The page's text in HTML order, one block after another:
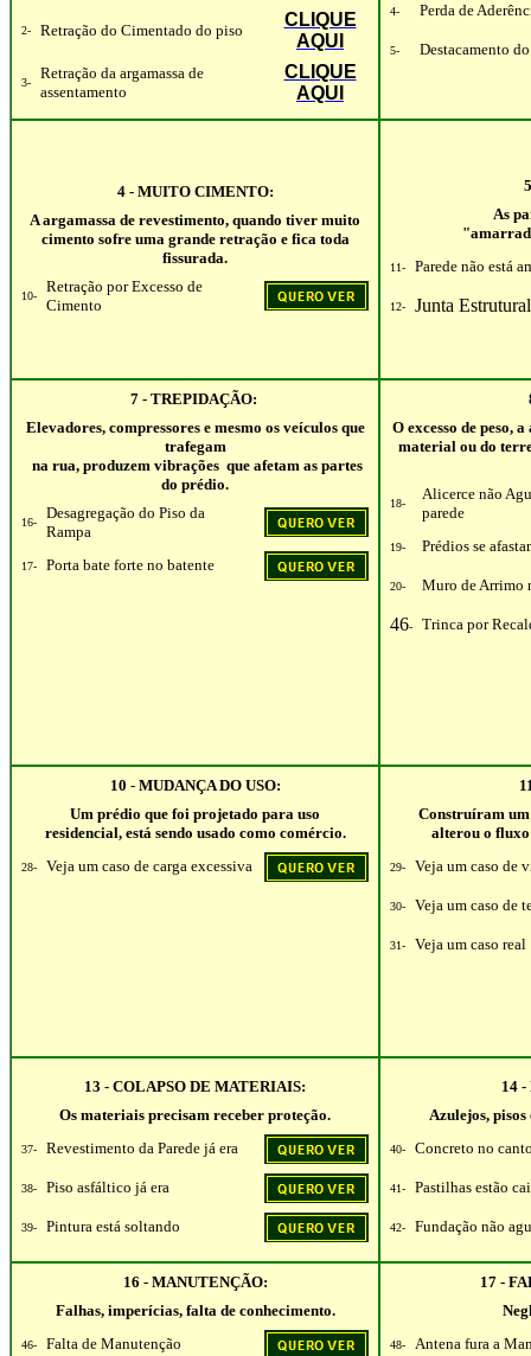
2- Retração do Cimentado do piso
CLIQUE
AQUI
3-
Retração da argamassa de
assentamento
CLIQUE
AQUI
4- Perda de
5- Destacamento
4 - MUITO CIMENTO:
A argamassa de revestimento, quando tiver muito
cimento sofre uma grande retração e fica toda
fissurada.
10-
Retração por Excesso de
Cimento
As
11- Parede não está
12- Junta Estrutural
7 - TREPIDAÇÃO:
Elevadores, compressores e mesmo os veículos que
trafegam
na rua, produzem vibrações que afetam as partes
do prédio.
16-
Desagregação do Piso da
Rampa
17- Porta bate forte no batente
O excesso de peso,
material ou do
18-
Alicerce não
parede
19- Prédios se
20- Muro de Arrimo
46- Trinca por
10 - MUDANÇA DO USO:
Um prédio que foi projetado para uso
residencial, está sendo usado como comércio.
28- Veja um caso de carga excessiva
Construíram
alterou o fluxo
29- Veja um caso de
30- Veja um caso de
31- Veja um caso real
13 - COLAPSO DE MATERIAIS:
Os materiais precisam receber proteção.
37- Revestimento da Parede já era
38- Piso asfáltico já era
39- Pintura está soltando
14
Azulejos, pisos
40- Concreto no
41- Pastilhas estão
42- Fundação não
16 - MANUTENÇÃO:
Falhas, imperícias, falta de conhecimento.
46- Falta de Manutenção
17 -
48- Antena fura a